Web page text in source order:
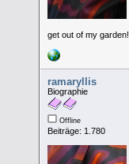
get out of my garden!
ramaryllis
Biographie
Offline
Beiträge: 1.780